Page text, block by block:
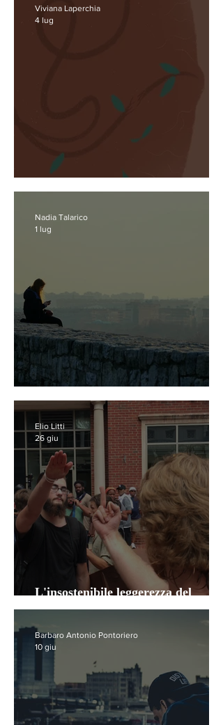
Senza Nome
Viviana Laperchia
4 lug
Chi ci ha rubato la comunità?
Nadia Talarico
1 lug
L'insostenibile leggerezza del
sostenere il neofascismo sui social
Elio Litti
26 giu
Barbaro Antonio Pontoriero
10 giu